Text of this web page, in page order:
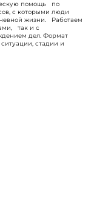
помощь по
с которыми люди
жизни. Работаем
так и с
дел. Формат
стадии и